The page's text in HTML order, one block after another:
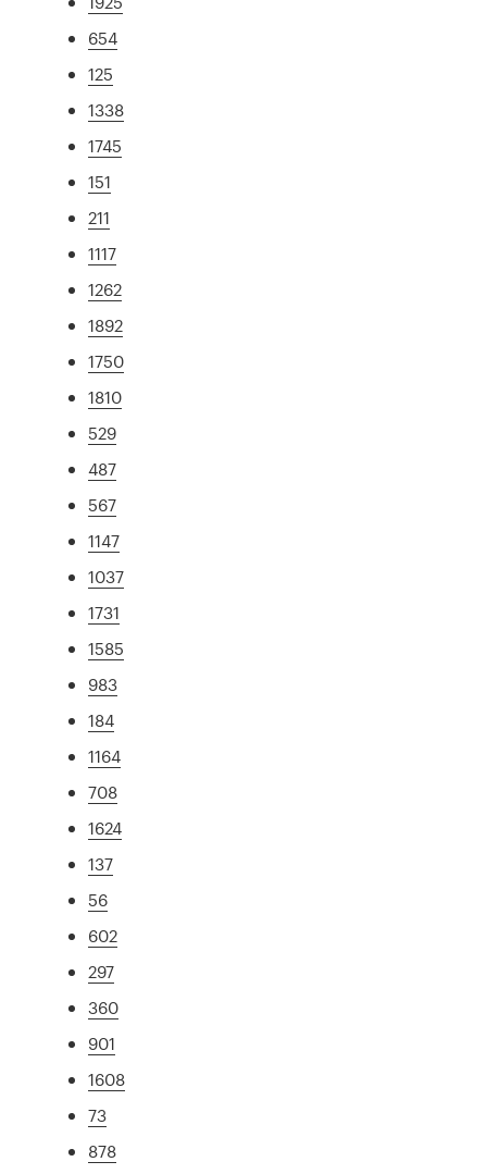
654
125
1338
1745
151
211
1117
1262
1892
1750
1810
529
487
567
1147
1037
1731
1585
983
184
1164
708
1624
137
56
602
297
360
901
1608
73
878